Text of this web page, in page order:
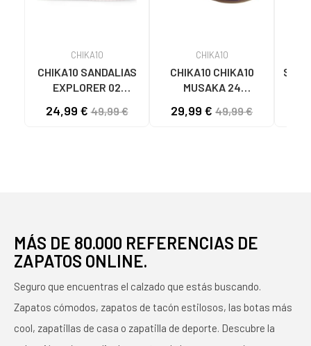
CHIKA10
CHIKA10 SANDALIAS
EXPLORER 02
PLATAFORMA
24,99 €49,99 €
CHIKA10
CHIKA10 CHIKA10
MUSAKA 24
MULTICOLORES
29,99 € 49,99 €
MÁS DE 80.000 REFERENCIAS DE
ZAPATOS ONLINE.
Seguro que encuentras el calzado que estás buscando.
Zapatos cómodos, zapatos de tacón estilosos, las botas más
cool, zapatillas de casa o zapatilla de deporte. Descubre la